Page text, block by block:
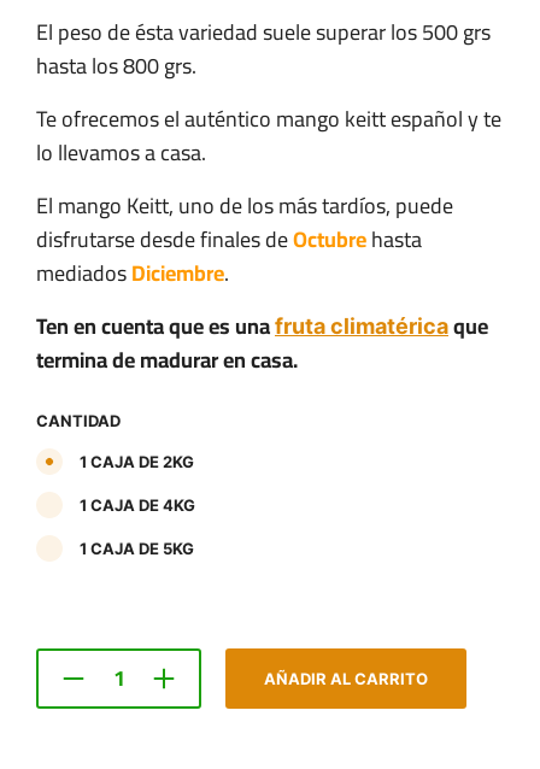
El peso de ésta variedad suele superar los 500 grs
hasta los 800 grs.
Te ofrecemos el auténtico mango keitt español y te
lo llevamos a casa.
El mango Keitt, uno de los más tardíos, puede
disfrutarse desde finales deOctubrehasta
mediadosDiciembre.
Ten en cuenta que es unafruta climatéricaque
termina de madurar en casa.
CANTIDAD
1 CAJA DE 2KG
1 CAJA DE 4KG
1 CAJA DE 5KG
AÑADIR AL CARRITO